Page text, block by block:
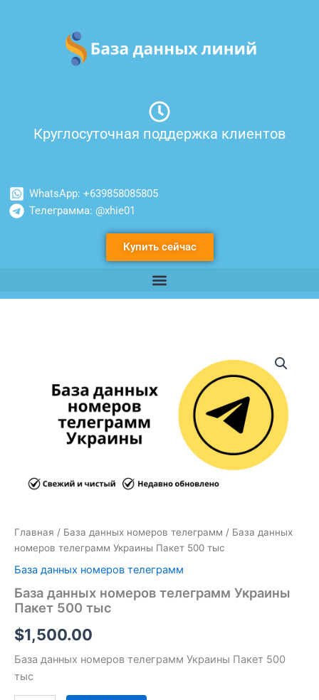
содержимому
Круглосуточная поддержка клиентов
WhatsApp: +639858085805
Телеграмма: @xhie01
Купить сейчас
Главная / База данных номеров телеграмм / База данных
номеров телеграмм Украины Пакет 500 тыс
База данных номеров телеграмм
База данных номеров телеграмм Украины
Пакет 500 тыс
$1,500.00
База данных номеров телеграмм Украины Пакет 500
тыс
телеграмм